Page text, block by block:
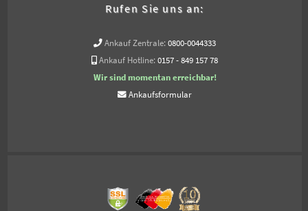
Rufen Sie uns an:
Ankauf Zentrale: 0800-0044333
Ankauf Hotline: 0157 - 849 157 78
Wir sind momentan erreichbar!
Ankaufsformular